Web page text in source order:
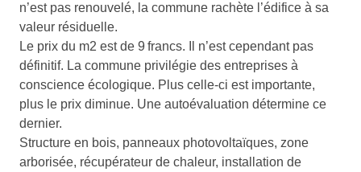
n’est pas renouvelé, la commune rachète l’édifice à sa
valeur résiduelle.
Le prix du m2 est de 9 francs. Il n’est cependant pas
définitif. La commune privilégie des entreprises à
conscience écologique. Plus celle-ci est importante,
plus le prix diminue. Une autoévaluation détermine ce
dernier.
Structure en bois, panneaux photovoltaïques, zone
arborisée, récupérateur de chaleur, installation de